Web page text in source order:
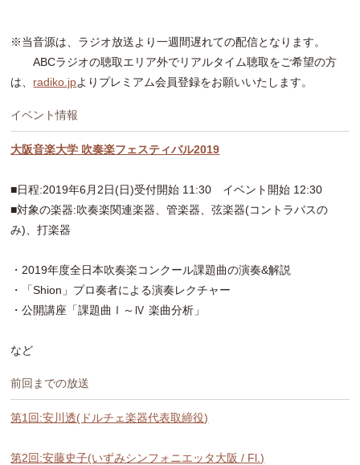
※当音源は、ラジオ放送より一週間遅れての配信となります。
ABCラジオの聴取エリア外でリアルタイム聴取をご希望の方
は、 radiko.jpよりプレミアム会員登録をお願いいたします。
イベント情報
大阪音楽大学 吹奏楽フェスティバル2019
■日程:2019年6月2日(日)受付開始 11:30 イベント開始 12:30
■対象の楽器:吹奏楽関連楽器、管楽器、弦楽器(コントラバスの
み)、打楽器
・2019年度全日本吹奏楽コンクール課題曲の演奏&解説
・「Shion」プロ奏者による演奏レクチャー
・公開講座「課題曲Ⅰ～Ⅳ 楽曲分析」
など
前回までの放送
第1回:安川透(ドルチェ楽器代表取締役)
第2回:安藤史子(いずみシンフォニエッタ大阪 / Fl.)